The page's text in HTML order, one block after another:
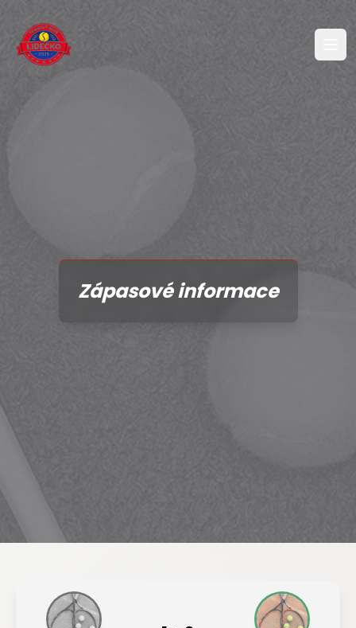
Zápasové informace